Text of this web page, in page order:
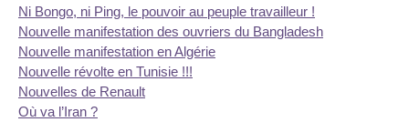
Ni Bongo, ni Ping, le pouvoir au peuple travailleur !
Nouvelle manifestation des ouvriers du Bangladesh
Nouvelle manifestation en Algérie
Nouvelle révolte en Tunisie !!!
Nouvelles de Renault
Où va l’Iran ?